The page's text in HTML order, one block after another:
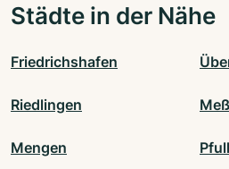
Städte in der Nähe
Friedrichshafen
Riedlingen
Mengen